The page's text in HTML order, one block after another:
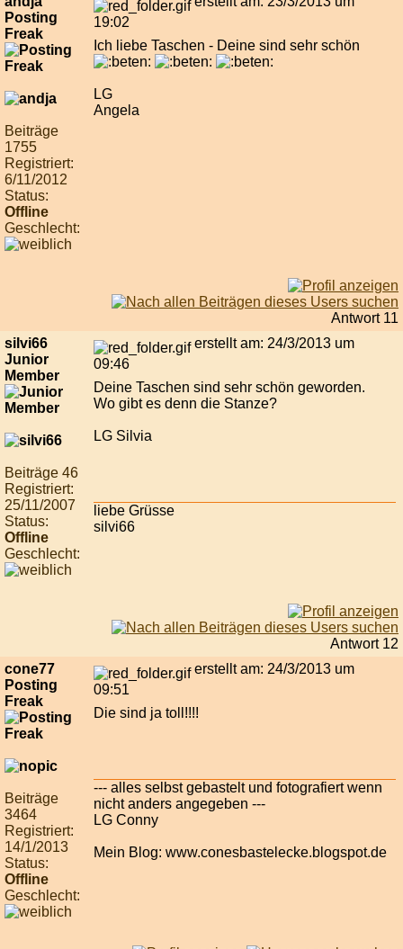
Posting
Freak
Beiträge
1755
Registriert:
6/11/2012
Status:
Offline
Geschlecht:
19:02
Ich liebe Taschen - Deine sind sehr schön
LG
Angela
Antwort 11
silvi66
Junior
Member
Beiträge 46
Registriert:
25/11/2007
Status:
Offline
Geschlecht:
erstellt am: 24/3/2013 um
09:46
Deine Taschen sind sehr schön geworden.
Wo gibt es denn die Stanze?
LG Silvia
liebe Grüsse
silvi66
Antwort 12
cone77
Posting
Freak
Beiträge
3464
Registriert:
14/1/2013
Status:
Offline
Geschlecht:
erstellt am: 24/3/2013 um
09:51
Die sind ja toll!!!!
--- alles selbst gebastelt und fotografiert wenn
nicht anders angegeben ---
LG Conny
Mein Blog: www.conesbastelecke.blogspot.de